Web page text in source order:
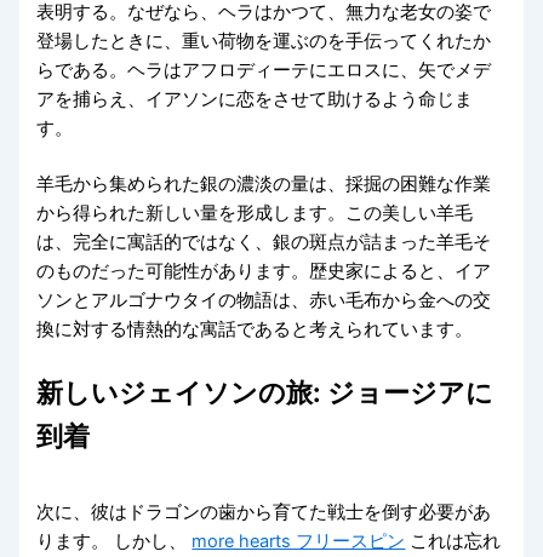
表明する。なぜなら、ヘラはかつて、無力な老女の姿で
登場したときに、重い荷物を運ぶのを手伝ってくれたか
らである。ヘラはアフロディーテにエロスに、矢でメデ
アを捕らえ、イアソンに恋をさせて助けるよう命じま
す。
羊毛から集められた銀の濃淡の量は、採掘の困難な作業
から得られた新しい量を形成します。この美しい羊毛
は、完全に寓話的ではなく、銀の斑点が詰まった羊毛そ
のものだった可能性があります。歴史家によると、イア
ソンとアルゴナウタイの物語は、赤い毛布から金への交
換に対する情熱的な寓話であると考えられています。
新しいジェイソンの旅: ジョージアに
到着
次に、彼はドラゴンの歯から育てた戦士を倒す必要があ
ります。
しかし、 more hearts フリースピン これは忘れ